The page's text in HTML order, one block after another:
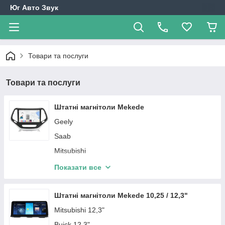
Юг Авто Звук
Товари та послуги
Товари та послуги
Штатні магнітоли Mekede
Geely
Saab
Mitsubishi
Hyundai
Mazda
Chevrolet
Показати все
Штатні магнітоли Mekede 10,25 / 12,3"
Mitsubishi 12,3"